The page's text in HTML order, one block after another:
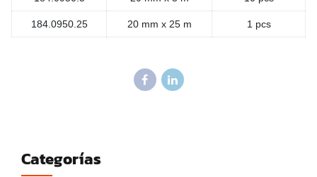
184.0950.25 20 mm x 25 m 1 pcs
Categorías